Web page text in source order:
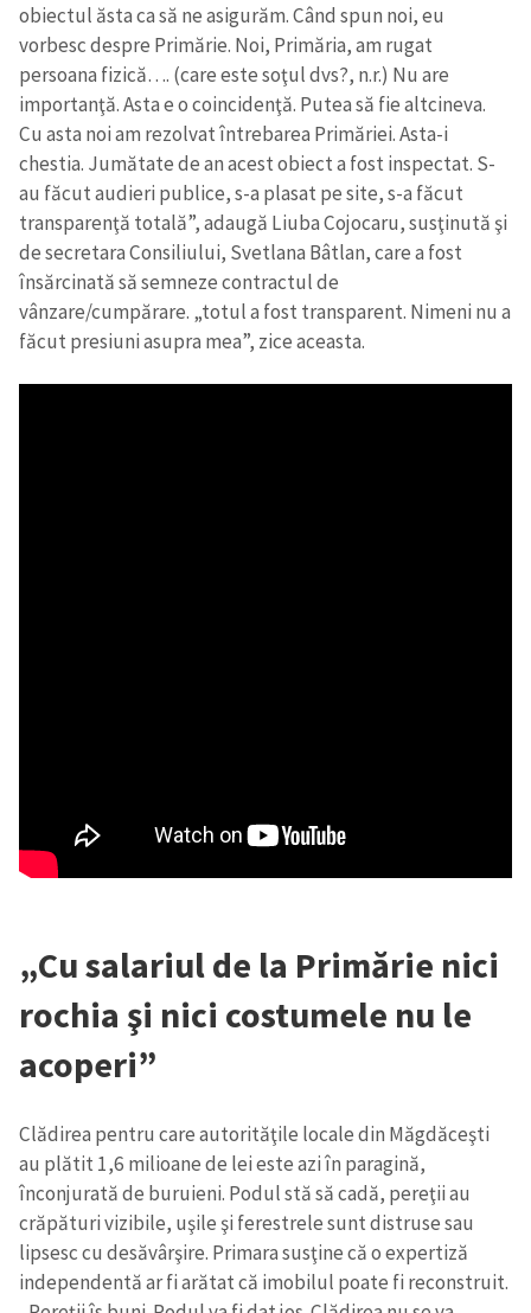
obiectul ăsta ca să ne asigurăm. Când spun noi, eu
vorbesc despre Primărie. Noi, Primăria, am rugat
persoana fizică…. (care este soţul dvs?, n.r.) Nu are
importanţă. Asta e o coincidenţă. Putea să fie altcineva.
Cu asta noi am rezolvat întrebarea Primăriei. Asta-i
chestia. Jumătate de an acest obiect a fost inspectat. S-
au făcut audieri publice, s-a plasat pe site, s-a făcut
transparenţă totală”, adaugă Liuba Cojocaru, susţinută şi
de secretara Consiliului, Svetlana Bâtlan, care a fost
însărcinată să semneze contractul de
vânzare/cumpărare. „totul a fost transparent. Nimeni nu a
făcut presiuni asupra mea”, zice aceasta.
„Cu salariul de la Primărie nici
rochia şi nici costumele nu le
acoperi”
Clădirea pentru care autorităţile locale din Măgdăceşti
au plătit 1,6 milioane de lei este azi în paragină,
înconjurată de buruieni. Podul stă să cadă, pereţii au
crăpături vizibile, uşile şi ferestrele sunt distruse sau
lipsesc cu desăvârşire. Primara susţine că o expertiză
independentă ar fi arătat că imobilul poate fi reconstruit.
ȘTIREA MEA
Titlu știre
Link media
+ Link media
Mesajul știrei
+ Mesajul știrei